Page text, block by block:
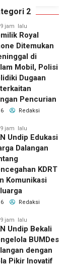
2
jam lalu
Royal
Ditemukan
di
Mobil, Polisi
Dugaan
Pencurian
6 Redaksi
jam lalu
Undip Edukasi
Dalangan
KDRT
Komunikasi
6 Redaksi
jam lalu
Undip Bekali
BUMDes
dengan
Pikir Inovatif